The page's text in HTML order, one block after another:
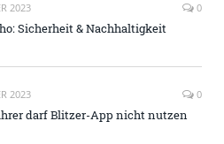
2023 0
Sicherheit & Nachhaltigkeit
2023 0
darf Blitzer-App nicht nutzen